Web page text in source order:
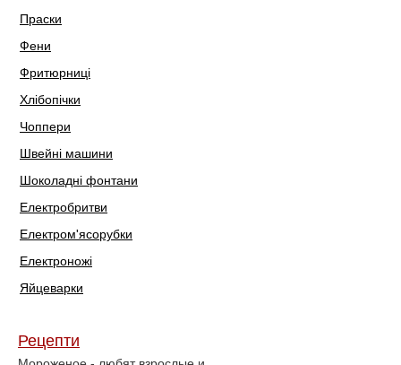
Праски
Фени
Фритюрниці
Хлібопічки
Чоппери
Швейні машини
Шоколадні фонтани
Електробритви
Електром'ясорубки
Електроножі
Яйцеварки
Рецепти